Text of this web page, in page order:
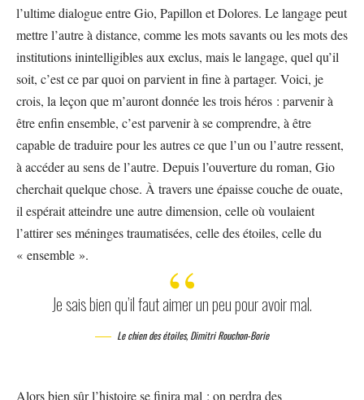
l’ultime dialogue entre Gio, Papillon et Dolores. Le langage peut
mettre l’autre à distance, comme les mots savants ou les mots des
institutions inintelligibles aux exclus, mais le langage, quel qu’il
soit, c’est ce par quoi on parvient in fine à partager. Voici, je
crois, la leçon que m’auront donnée les trois héros : parvenir à
être enfin ensemble, c’est parvenir à se comprendre, à être
capable de traduire pour les autres ce que l’un ou l’autre ressent,
à accéder au sens de l’autre. Depuis l’ouverture du roman, Gio
cherchait quelque chose. À travers une épaisse couche de ouate,
il espérait atteindre une autre dimension, celle où voulaient
l’attirer ses méninges traumatisées, celle des étoiles, celle du
« ensemble ».
Je sais bien qu’il faut aimer un peu pour avoir mal.
Le chien des étoiles, Dimitri Rouchon-Borie
Alors bien sûr l’histoire se finira mal ; on perdra des